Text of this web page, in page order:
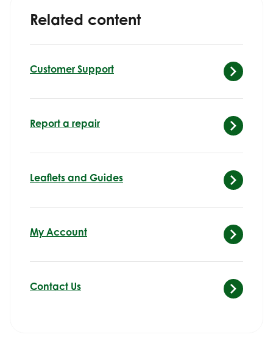
Related content
Customer Support
Report a repair
Leaflets and Guides
My Account
Contact Us